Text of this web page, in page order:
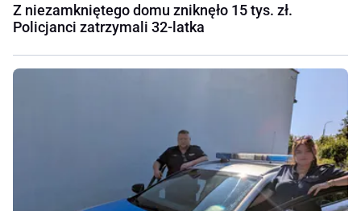
Z niezamkniętego domu zniknęło 15 tys. zł.
Policjanci zatrzymali 32-latka